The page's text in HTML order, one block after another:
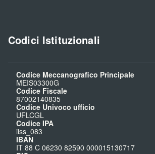
Codici Istituzionali
Codice Meccanografico Principale
MEIS03300G
Codice Fiscale
87002140835
Codice Univoco ufficio
UFLCGL
Codice IPA
iiss_083
IBAN
IT 88 C 06230 82590 000015130717